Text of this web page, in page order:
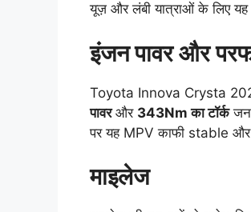
यूज़ और लंबी यात्राओं के लिए
इंजन पावर और
Toyota Innova Crysta
पावरऔर 343Nm का टॉर्क
पर यह MPV काफी stable
माइलेज